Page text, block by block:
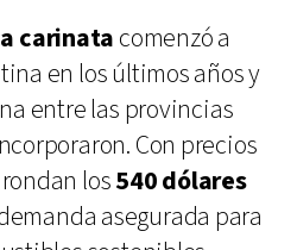
carinata comenzó a
en los últimos años y
entre las provincias
Con precios
los540 dólares
asegurada para